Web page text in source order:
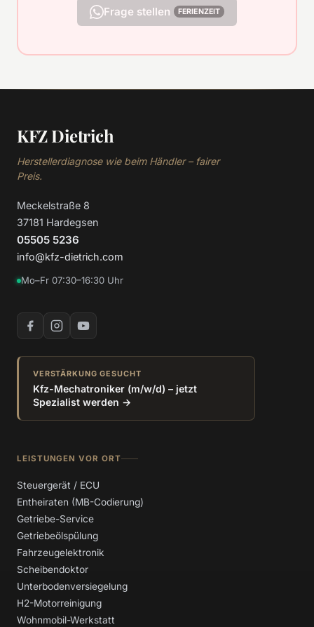
Frage stellen FERIENZEIT
KFZ Dietrich
Herstellerdiagnose wie beim Händler – fairer
Preis.
Meckelstraße 8
37181 Hardegsen
05505 5236
info@kfz-dietrich.com
Mo–Fr 07:30–16:30 Uhr
VERSTÄRKUNG GESUCHT
Kfz-Mechatroniker (m/w/d) – jetzt
Spezialist werden →
LEISTUNGEN VOR ORT
Steuergerät / ECU
Entheiraten (MB-Codierung)
Getriebe-Service
Getriebeölspülung
Fahrzeugelektronik
Scheibendoktor
Unterbodenversiegelung
H2-Motorreinigung
Wohnmobil-Werkstatt